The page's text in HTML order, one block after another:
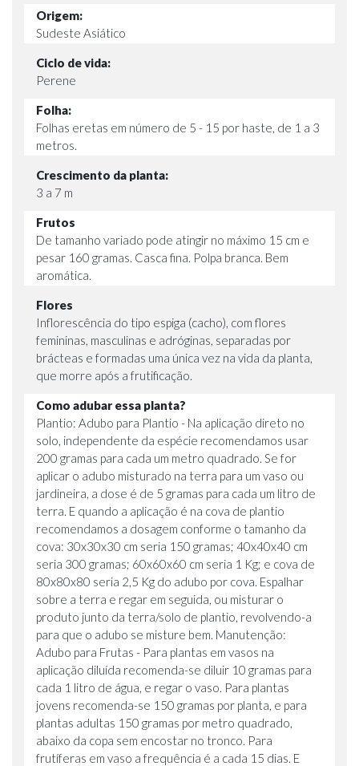
Origem:
Sudeste Asiático
Ciclo de vida:
Perene
Folha:
Folhas eretas em número de 5 - 15 por haste, de 1 a 3
metros.
Crescimento da planta:
3 a 7 m
Frutos
De tamanho variado pode atingir no máximo 15 cm e
pesar 160 gramas. Casca fina. Polpa branca. Bem
aromática.
Flores
Inflorescência do tipo espiga (cacho), com flores
femininas, masculinas e adróginas, separadas por
brácteas e formadas uma única vez na vida da planta,
que morre após a frutificação.
Como adubar essa planta?
Plantio: Adubo para Plantio - Na aplicação direto no
solo, independente da espécie recomendamos usar
200 gramas para cada um metro quadrado. Se for
aplicar o adubo misturado na terra para um vaso ou
jardineira, a dose é de 5 gramas para cada um litro de
terra. E quando a aplicação é na cova de plantio
recomendamos a dosagem conforme o tamanho da
cova: 30x30x30 cm seria 150 gramas; 40x40x40 cm
seria 300 gramas; 60x60x60 cm seria 1 Kg; e cova de
80x80x80 seria 2,5 Kg do adubo por cova. Espalhar
sobre a terra e regar em seguida, ou misturar o
produto junto da terra/solo de plantio, revolvendo-a
para que o adubo se misture bem. Manutenção:
Adubo para Frutas - Para plantas em vasos na
aplicação diluída recomenda-se diluir 10 gramas para
cada 1 litro de água, e regar o vaso. Para plantas
jovens recomenda-se 150 gramas por planta, e para
plantas adultas 150 gramas por metro quadrado,
abaixo da copa sem encostar no tronco. Para
frutíferas em vaso a frequência é a cada 15 dias. E